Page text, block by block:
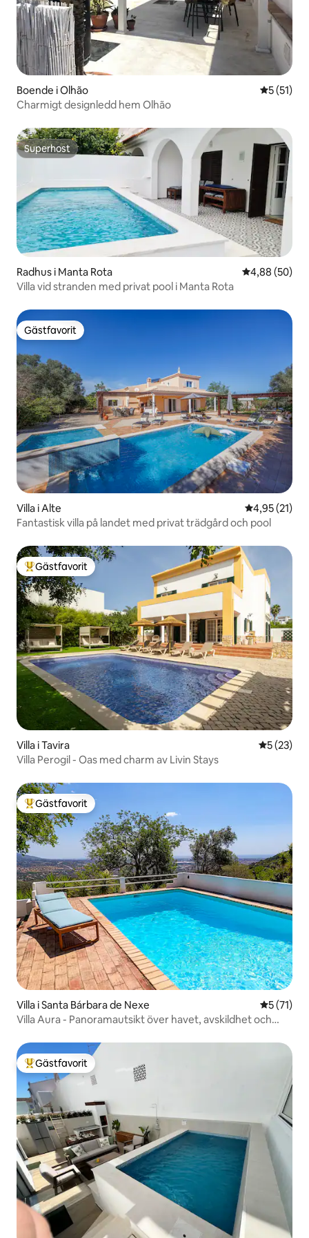
Boende i Olhão 5 av 5 i
5 (51)
Charmigt designledd hem Olhão
Superhost
Superhost
Radhus i Manta Rota 4,88 av 5 i
4,88 (50)
Villa vid stranden med privat pool i Manta Rota
Gästfavorit
Gästfavorit
Villa i Alte 4,95 av 5 i
4,95 (21)
Fantastisk villa på landet med privat trädgård och pool
Populär gästfavorit
Gästfavorit
Villa i Tavira 5 av 5 i
5 (23)
Villa Perogil - Oas med charm av Livin Stays
Populär gästfavorit
Gästfavorit
Villa i Santa Bárbara de Nexe 5 av 5 i
5 (71)
Villa Aura - Panoramautsikt över havet, avskildhet och
Populär gästfavorit
Gästfavorit